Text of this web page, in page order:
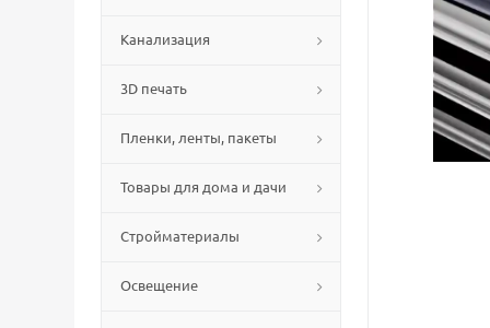
Канализация
3D печать
Пленки, ленты, пакеты
Товары для дома и дачи
Стройматериалы
Освещение